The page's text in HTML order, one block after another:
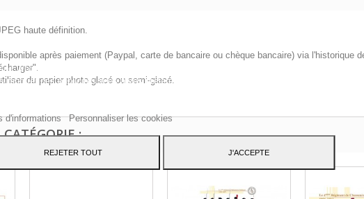
haute définition.
après paiement (Paypal, carte de bancaire ou chèque bancaire) via l'historique
du papier photo glacé ou semi-glacé.
:
Web utilise ses propres cookies et ceux de tiers pour améliorer nos services et
montrer des publicités liées à vos préférences en analysant vos habitudes de
d'informations Personnaliser les cookies
REJETER TOUT J'ACCEPTE